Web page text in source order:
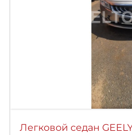
Легковой седан